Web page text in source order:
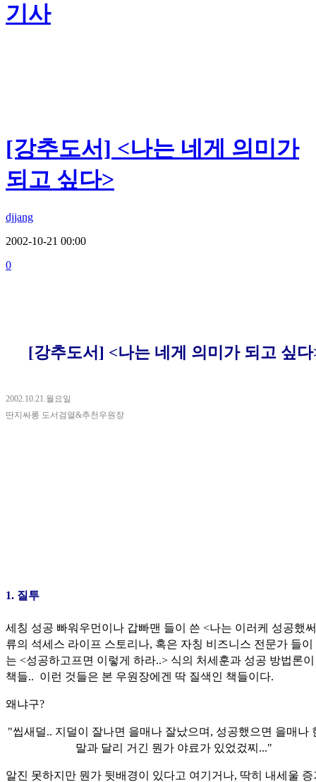
기사
[강추도서] <나는 네게 의미가
되고 싶다>
djjang
2002-10-21 00:00
0
[강추도서] <나는 네게 의미가 되고 싶다
2002.10.21.월요일
딴지싸롱 도서검열&추천우원장
1. 질투
세칭 성공 빠워우먼이나 갑빠맨 들이 쓴 <나는 이러케 성공했
류의 석세스 라이프 스토리나, 혹은 자칭 비즈니스 전문가 들이
는 <성공하고프면 이렇게 하라..> 식의 처세훈과 성공 방법론
책들.. 이런 것들은 본 우원장에겐 딱 질색인 책들이다.
왜냐구?
"씹새덜.. 지덜이 잘나면 을매나 잘났으며, 성공했으면 을매나
말과 달리 거긴 뭔가 야료가 있었겄찌..."
알진 못하지만 뭔가 뒷배경이 있다고 여기거나, 딱히 내세울 증